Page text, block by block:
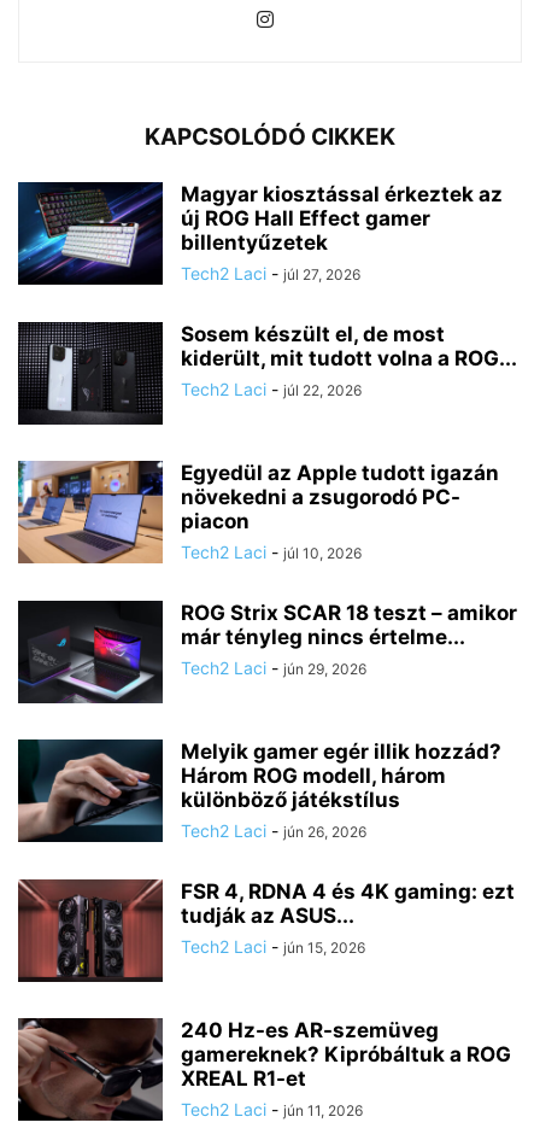
KAPCSOLÓDÓ CIKKEK
Magyar kiosztással érkeztek az
új ROG Hall Effect gamer
billentyűzetek
Tech2 Laci - júl 27, 2026
Sosem készült el, de most
kiderült, mit tudott volna a ROG...
Tech2 Laci - júl 22, 2026
Egyedül az Apple tudott igazán
növekedni a zsugorodó PC-
piacon
Tech2 Laci - júl 10, 2026
ROG Strix SCAR 18 teszt – amikor
már tényleg nincs értelme...
Tech2 Laci - jún 29, 2026
Melyik gamer egér illik hozzád?
Három ROG modell, három
különböző játékstílus
Tech2 Laci - jún 26, 2026
FSR 4, RDNA 4 és 4K gaming: ezt
tudják az ASUS...
Tech2 Laci - jún 15, 2026
240 Hz-es AR-szemüveg
gamereknek? Kipróbáltuk a ROG
XREAL R1-et
Tech2 Laci - jún 11, 2026